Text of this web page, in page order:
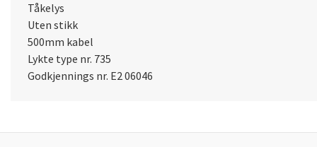
Tåkelys
Uten stikk
500mm kabel
Lykte type nr. 735
Godkjennings nr. E2 06046